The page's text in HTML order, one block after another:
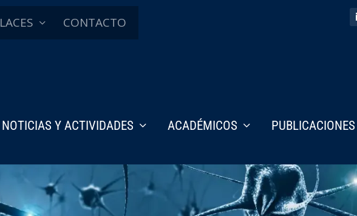
CONTACTO
NOTICIAS Y ACTIVIDADES ACADÉMICOS PUBLICACIONES